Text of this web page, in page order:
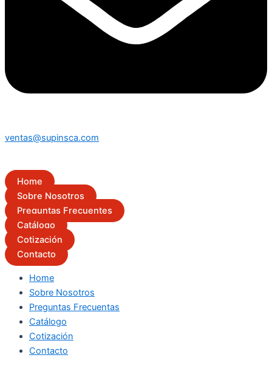
ventas@supinsca.com
Home
Sobre Nosotros
Preguntas Frecuentes
Catálogo
Cotización
Contacto
Home
Sobre Nosotros
Preguntas Frecuentas
Catálogo
Cotización
Contacto